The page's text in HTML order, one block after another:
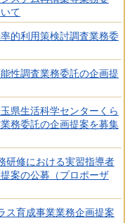
て
的利用策検討調査業務委
性調査業務委託の企画提
県生活科学センターくら
務委託の企画提案を募集
研修における実習指導者
案の公募（プロポーザ
ス育成事業業務企画提案